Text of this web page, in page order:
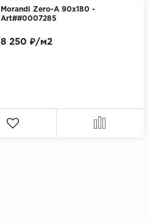
Morandi Zero-A 90x180 -
Art##0007285
8 250 ₽/м2